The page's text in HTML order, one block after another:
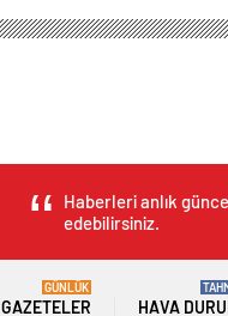
Haberleri anlık
edebilirsiniz.
GAZETELER
GÜNLÜK
HAVA